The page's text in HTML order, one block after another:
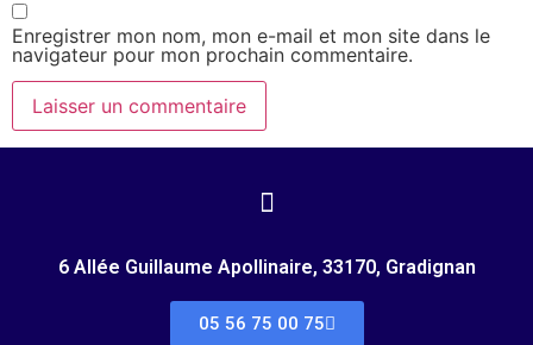
Enregistrer mon nom, mon e-mail et mon site dans le
navigateur pour mon prochain commentaire.
6 Allée Guillaume Apollinaire, 33170, Gradignan
05 56 75 00 75